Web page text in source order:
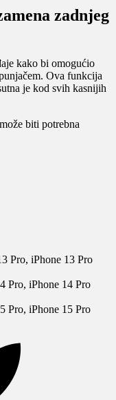
zadnjeg
kako bi omogućio
Ova funkcija
je kod svih kasnijih
biti potrebna
Pro, iPhone 13 Pro
Pro, iPhone 14 Pro
Pro, iPhone 15 Pro